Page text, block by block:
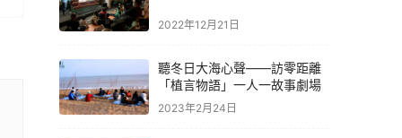
2022年12月21日
聽冬日大海心聲——訪零距離
「植言物語」一人一故事劇場
2023年2月24日